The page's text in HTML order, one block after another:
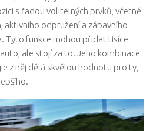
s řadou volitelných prvků, včetně
aktivního odpružení a zábavního
Tyto funkce mohou přidat tisíce
ale stojí za to. Jeho kombinace
z něj dělá skvělou hodnotu pro ty,